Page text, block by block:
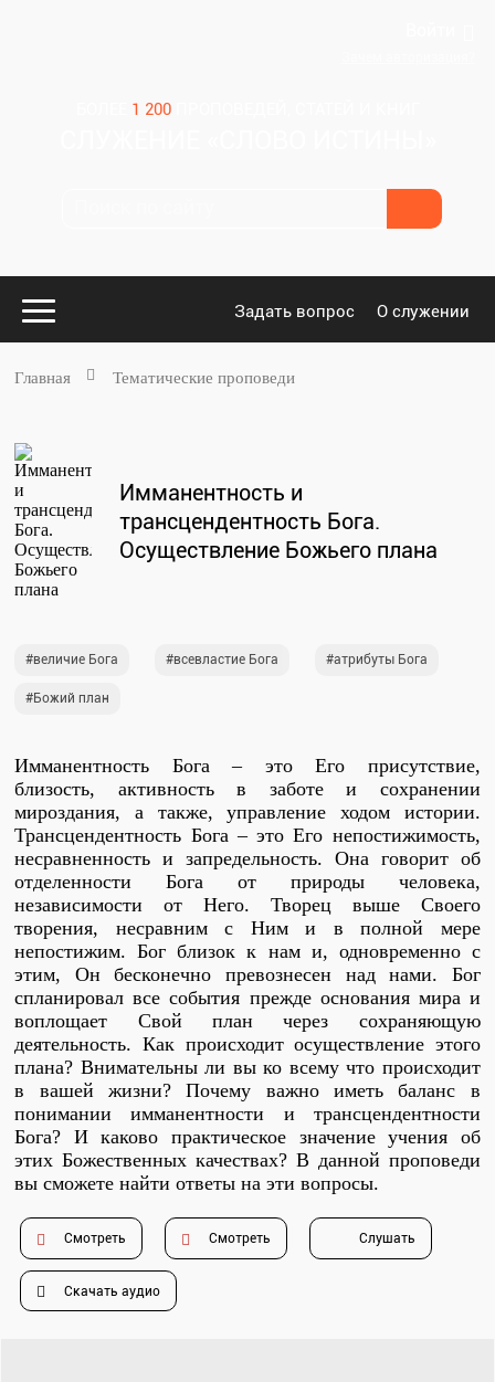
1 200ПРОПОВЕДЕЙ, СТАТЕЙ И КНИГ
Задать вопрос О служении
стих за стихом
Актуальные конспекты проповедей
Тематические проповеди
Библейская школа.
Богословие
Библейская школа.
Душепопечение
Служение «Слово Истины»
Служение «Слово Истины»
Главная Тематические проповеди
Имманентность и
трансцендентность Бога.
Осуществление Божьего плана
величие Бога всевластие Бога атрибуты Бога
Божий план
Имманентность Бога – это Его присутствие,
близость, активность в заботе и сохранении
мироздания, а также, управление ходом истории.
Трансцендентность Бога – это Его непостижимость,
несравненность и запредельность. Она говорит об
отделенности Бога от природы человека,
независимости от Него. Творец выше Своего
творения, несравним с Ним и в полной мере
непостижим. Бог близок к нам и, одновременно с
этим, Он бесконечно превознесен над нами. Бог
спланировал все события прежде основания мира и
воплощает Свой план через сохраняющую
деятельность. Как происходит осуществление этого
плана? Внимательны ли вы ко всему что происходит
в вашей жизни? Почему важно иметь баланс в
понимании имманентности и трансцендентности
Бога? И каково практическое значение учения об
этих Божественных качествах? В данной проповеди
вы сможете найти ответы на эти вопросы.
Смотреть Смотреть Слушать
Скачать аудио